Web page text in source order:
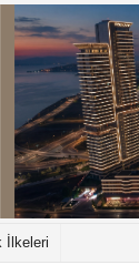
İlkeleri